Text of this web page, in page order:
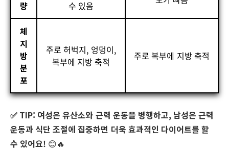
량
수 있음
체
지
방
분
포
주로 허벅지, 엉덩이,
복부에 지방 축적
주로 복부에 지방 축적
✅ TIP: 여성은 유산소와 근력 운동을 병행하고, 남성은 근력
운동과 식단 조절에 집중하면 더욱 효과적인 다이어트를 할
수 있어요! 😊🔥